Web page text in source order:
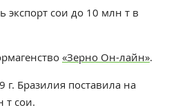
экспорт сои до 10 млн т в
«Зерно Он-лайн».
г. Бразилия поставила на
т сои.